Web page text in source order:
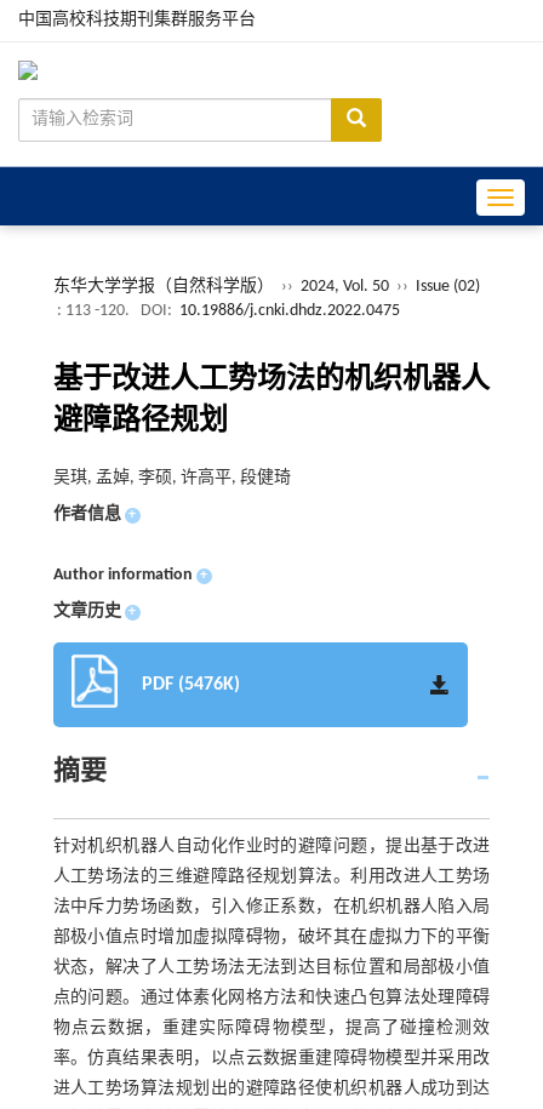
中国高校科技期刊集群服务平台
东华大学学报（自然科学版） ›› 2024, Vol. 50 ›› Issue (02)
: 113 -120.
DOI: 10.19886/j.cnki.dhdz.2022.0475
基于改进人工势场法的机织机器人
避障路径规划
吴琪, 孟婥, 李硕, 许高平, 段健琦
作者信息 +
Author information +
文章历史 +
PDF (5476K)
摘要
针对机织机器人自动化作业时的避障问题，提出基于改进
人工势场法的三维避障路径规划算法。利用改进人工势场
法中斥力势场函数，引入修正系数，在机织机器人陷入局
部极小值点时增加虚拟障碍物，破坏其在虚拟力下的平衡
状态，解决了人工势场法无法到达目标位置和局部极小值
点的问题。通过体素化网格方法和快速凸包算法处理障碍
物点云数据，重建实际障碍物模型，提高了碰撞检测效
率。仿真结果表明，以点云数据重建障碍物模型并采用改
进人工势场算法规划出的避障路径使机织机器人成功到达